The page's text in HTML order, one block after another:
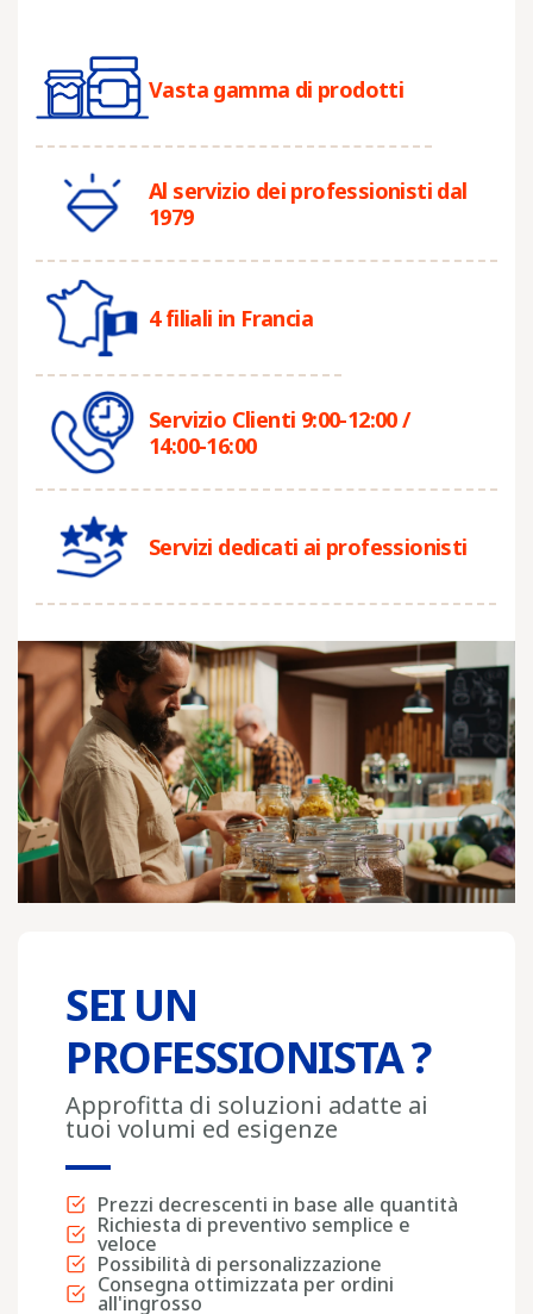
Vasta gamma di prodotti
Al servizio dei professionisti dal
1979
4 filiali in Francia
Servizio Clienti 9:00-12:00 /
14:00-16:00
Servizi dedicati ai professionisti
SEI UN
PROFESSIONISTA ?
Approfitta di soluzioni adatte ai
tuoi volumi ed esigenze
Prezzi decrescenti in base alle quantità
Richiesta di preventivo semplice e
veloce
Possibilità di personalizzazione
Consegna ottimizzata per ordini
all'ingrosso